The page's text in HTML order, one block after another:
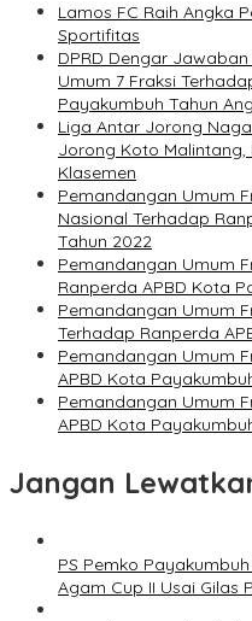
Lamos FC Raih Angka
Sportifitas
DPRD Dengar
Umum 7 Fraksi
Payakumbuh Tahun
Liga Antar Jorong
Jorong Koto Malintang,
Klasemen
Pemandangan Umum
Nasional Terhadap
Tahun 2022
Pemandangan Umum
Ranperda APBD Kota
Pemandangan Umum
Terhadap Ranperda
Pemandangan Umum
APBD Kota
Pemandangan Umum
APBD Kota
Jangan
PS Pemko
Agam Cup II Usai Gilas